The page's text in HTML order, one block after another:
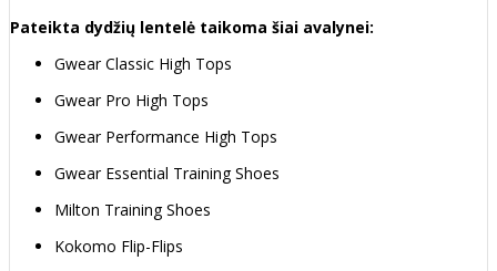
Pateikta dydžių lentelė taikoma šiai avalynei:
Gwear Classic High Tops
Gwear Pro High Tops
Gwear Performance High Tops
Gwear Essential Training Shoes
Milton Training Shoes
Kokomo Flip-Flips